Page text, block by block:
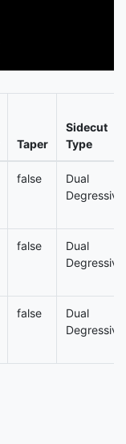
Taper
Sidecut
Type
false
Dual
Degressive
false
Dual
Degressive
false
Dual
Degressive